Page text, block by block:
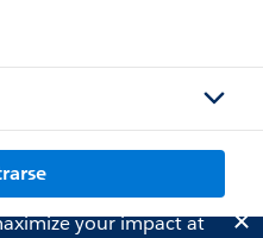
your impact at